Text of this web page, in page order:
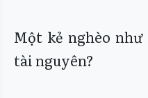
Một kẻ nghèo
tài nguyên?